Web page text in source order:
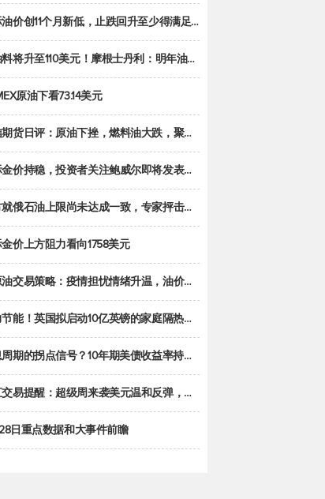
价创11个月新低，止跌回升至少得满足二大条件之一
升至110美元！摩根士丹利：明年油市面临七大不确定性
原油下看73.14美元
货日评：原油下挫，燃料油大跌，聚烯烃谨慎回调
价持稳，投资者关注鲍威尔即将发表的讲话
俄石油上限尚未达成一致，专家抨击限价是无用功
金价上方阻力看向1758美元
交易策略：疫情担忧情绪升温，油价跌创年内新低
能！英国拟启动10亿英镑的家庭隔热工程 减少能源消耗
的拐点信号？10年期美债收益率持续低于联邦基金利率目标区间
易提醒：超级周来袭美元温和反弹，警惕筑底可能性
日重点数据和大事件前瞻